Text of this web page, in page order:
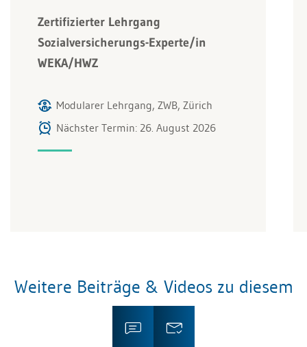
Zertifizierter Lehrgang
Sozialversicherungs-Experte/in
WEKA/HWZ
Modularer Lehrgang, ZWB, Zürich
Nächster Termin: 26. August 2026
Weitere Beiträge & Videos zu diesem